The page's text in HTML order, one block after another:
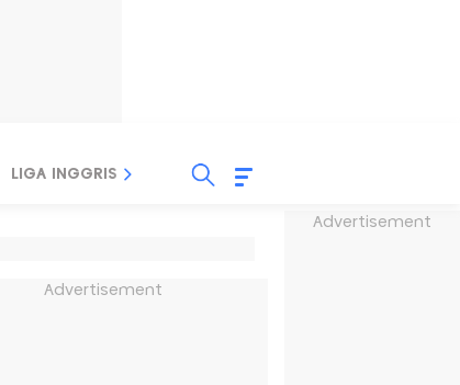
Advertisement
LIGA INGGRIS LIGA ITALIA
Advertisement